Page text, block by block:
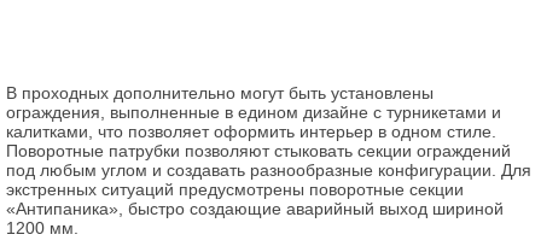
В проходных дополнительно могут быть установлены
ограждения, выполненные в едином дизайне с турникетами и
калитками, что позволяет оформить интерьер в одном стиле.
Поворотные патрубки позволяют стыковать секции ограждений
под любым углом и создавать разнообразные конфигурации. Для
экстренных ситуаций предусмотрены поворотные секции
«Антипаника», быстро создающие аварийный выход шириной
1200 мм.